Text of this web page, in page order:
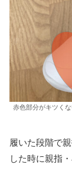
赤色部分がキツく
履いた段階で
した時に親指